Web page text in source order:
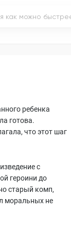
ребенка
готова.
что этот шаг
с
героини до
старый комп,
моральных не